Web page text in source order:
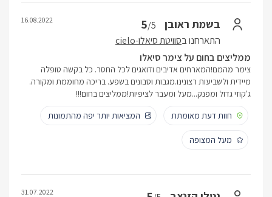
בשמת ראובן 5/5
התארחנו בסוויטת סיאלו-cielo
16.08.2022
ממליצים בחום על צימר סיאלו
צימר מהמם!המארחים אדיבים ודואגים לכל החסר. כל בקשה טופלה
מיידית ולשביעות רצונינו.מגבות וסבונים בשפע. בריכה מחוממת ומקורה.
ג'קוזי גדול ומפנק...מעל ומעבר לציפיות!ממליצים בחום!!!
חוות דעת מאומתת
המציאות יותר יפה מהתמונות
מעל המצופה
31.07.2022